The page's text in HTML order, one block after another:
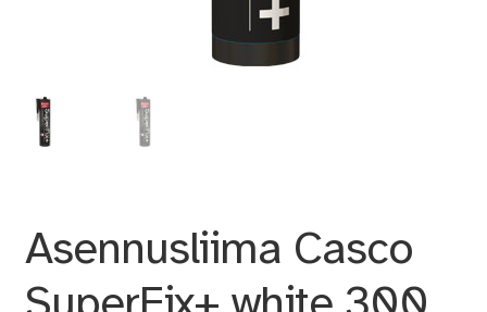
Asennusliima Casco